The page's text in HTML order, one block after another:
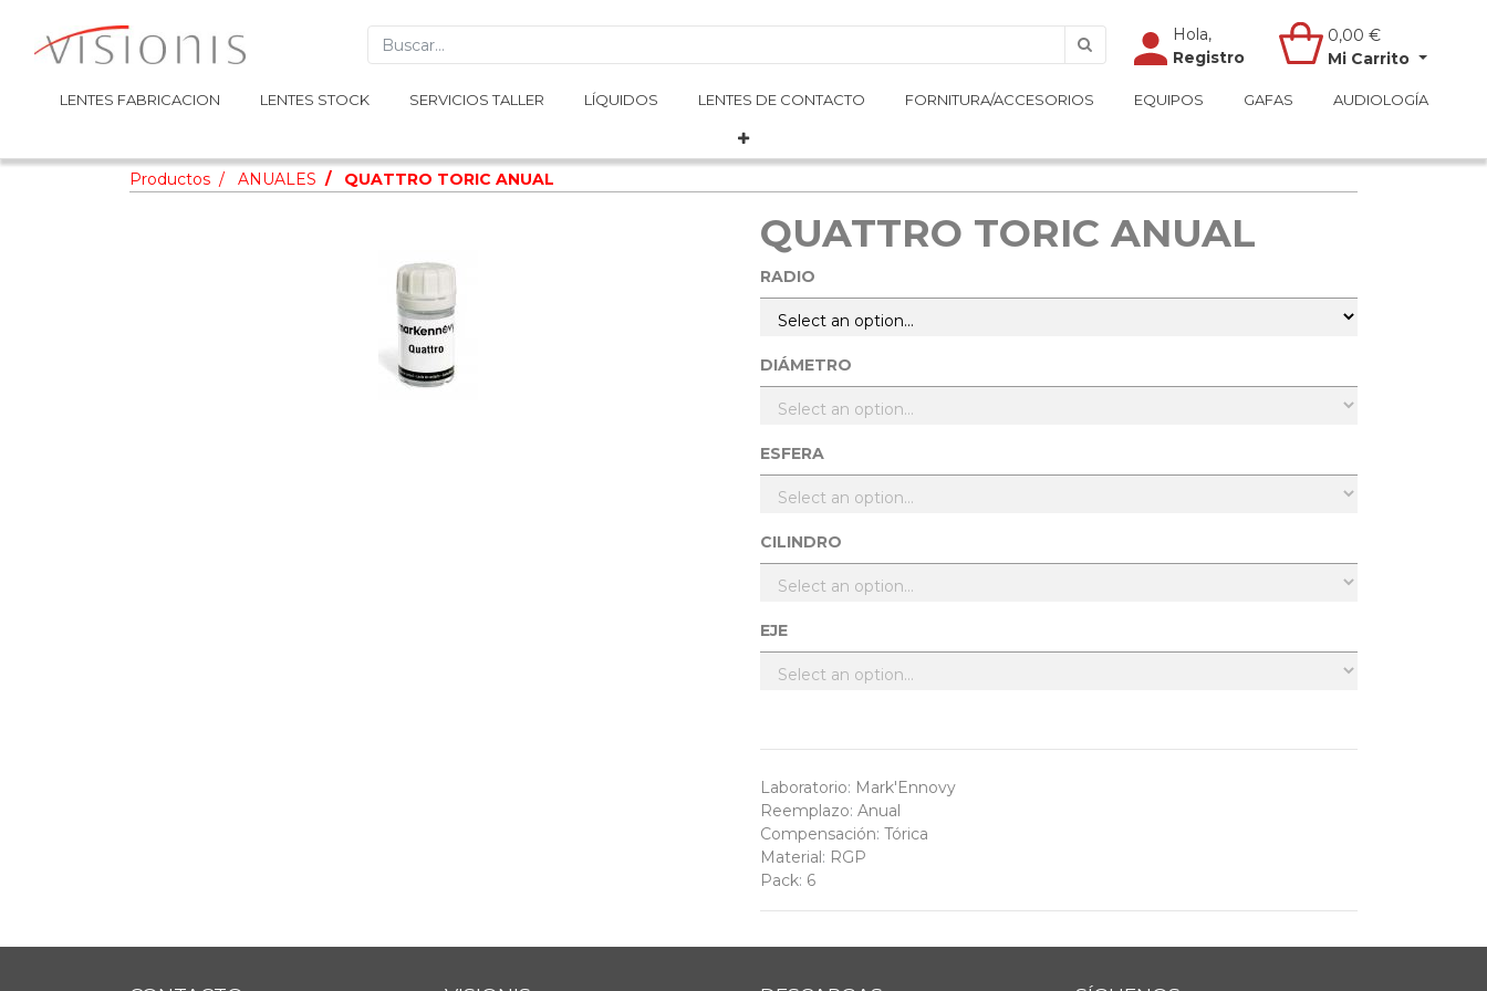
Hola,
Registro
0,00 €
Mi Carrito
LENTES FABRICACION LENTES STOCK SERVICIOS TALLER LÍQUIDOS LENTES DE CONTACTO FORNITURA/ACCESORIOS EQUIPOS GAFAS AUDIOLOGÍA
Hola,
Registro
0,00 €
Mi Carrito
LENTES FABRICACION LENTES STOCK SERVICIOS TALLER LÍQUIDOS LENTES DE CONTACTO FORNITURA/ACCESORIOS EQUIPOS GAFAS AUDIOLOGÍA
Productos ANUALES QUATTRO TORIC ANUAL
QUATTRO TORIC ANUAL
RADIO
DIÁMETRO
ESFERA
CILINDRO
EJE
Laboratorio: Mark'Ennovy
Reemplazo: Anual
Compensación: Tórica
Material: RGP
Pack: 6